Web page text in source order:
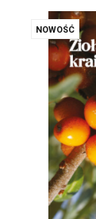
NOWOŚĆ